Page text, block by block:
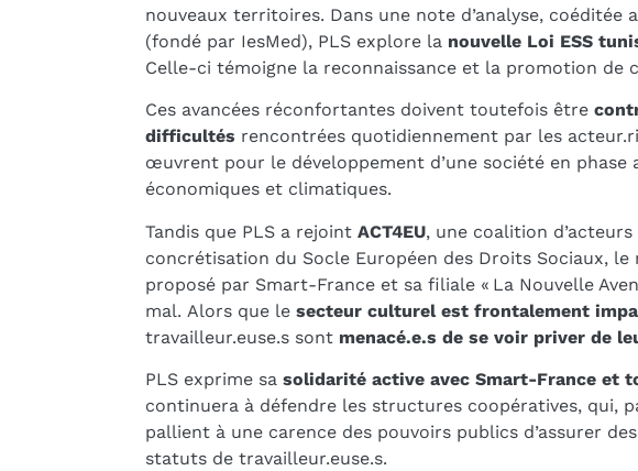
nouveaux territoires. Dans une note d’analyse, coéditée
(fondé par IesMed), PLS explore la nouvelle Loi ESS
Celle-ci témoigne la reconnaissance et la promotion de
Ces avancées réconfortantes doivent toutefois être
difficultés rencontrées quotidiennement par les
œuvrent pour le développement d’une société en phase
économiques et climatiques.
Tandis que PLS a rejoint ACT4EU, une coalition
concrétisation du Socle Européen des Droits Sociaux,
proposé par Smart-France et sa filiale « La Nouvelle
mal. Alors que le secteur culturel est frontalement
travailleur.euse.s sont menacé.e.s de se voir priver de
PLS exprime sa solidarité active avec Smart-France et
continuera à défendre les structures coopératives, qui,
pallient à une carence des pouvoirs publics d’assurer
statuts de travailleur.euse.s.